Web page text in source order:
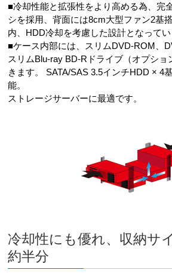
■冷却性能と拡張性をより高める為、完
シを採用、背面には8cm大型ファン2基
内、HDD冷却を考慮した設計となってい
■ケース内部には、スリムDVD-ROM、
スリムBlu-ray BD-Rドライブ（オプショ
きます。 SATA/SAS 3.5インチHDD ×
能。
ストレージサーバーに最適です。
冷却性にも優れ、収納サ
約半分